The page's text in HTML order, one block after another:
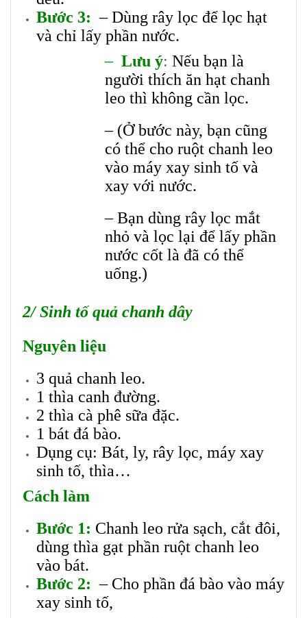
Bước 3: – Dùng rây lọc để lọc hạt
và chỉ lấy phần nước.
– Lưu ý: Nếu bạn là
người thích ăn hạt chanh
leo thì không cần lọc.
– (Ở bước này, bạn cũng
có thể cho ruột chanh leo
vào máy xay sinh tố và
xay với nước.
– Bạn dùng rây lọc mắt
nhỏ và lọc lại để lấy phần
nước cốt là đã có thể
uống.)
2/ Sinh tố quả chanh dây
Nguyên liệu
3 quả chanh leo.
1 thìa canh đường.
2 thìa cà phê sữa đặc.
1 bát đá bào.
Dụng cụ: Bát, ly, rây lọc, máy xay
sinh tố, thìa…
Cách làm
Bước 1: Chanh leo rửa sạch, cắt đôi,
dùng thìa gạt phần ruột chanh leo
vào bát.
Bước 2: – Cho phần đá bào vào máy
xay sinh tố,